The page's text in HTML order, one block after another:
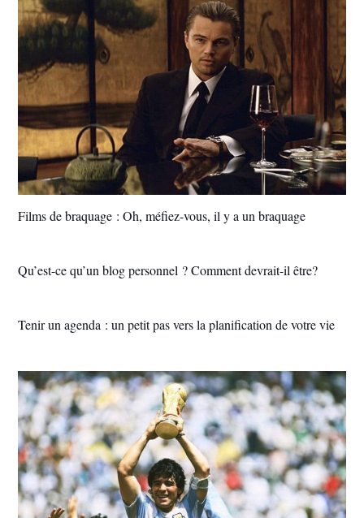
Films de braquage : Oh, méfiez-vous, il y a un braquage
Qu’est-ce qu’un blog personnel ? Comment devrait-il être?
Tenir un agenda : un petit pas vers la planification de votre vie